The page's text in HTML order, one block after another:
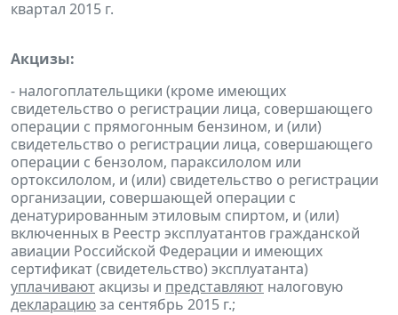
квартал 2015 г.
Акцизы:
- налогоплательщики (кроме имеющих
свидетельство о регистрации лица, совершающего
операции с прямогонным бензином, и (или)
свидетельство о регистрации лица, совершающего
операции с бензолом, параксилолом или
ортоксилолом, и (или) свидетельство о регистрации
организации, совершающей операции с
денатурированным этиловым спиртом, и (или)
включенных в Реестр эксплуатантов гражданской
авиации Российской Федерации и имеющих
сертификат (свидетельство) эксплуатанта)
уплачиваютакцизы и представляют налоговую
декларациюза сентябрь 2015 г.;